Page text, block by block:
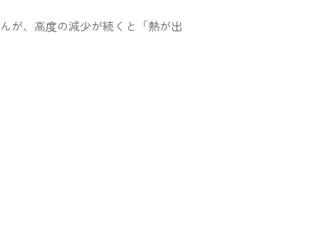
が、高度の減少が続くと「熱が出